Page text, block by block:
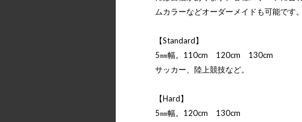
ムカラーなどオーダーメイドも可能です。
【Standard】
5㎜幅。110cm 120cm 130cm
サッカー、陸上競技など。
【Hard】
5㎜幅。120cm 130cm